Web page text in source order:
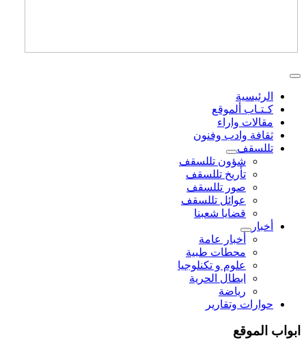
الرئيسية
كـتـاب ألموقع
مقالات واراء
ثقافة وادب وفنون
تللسقف
شؤون تللسقف
تأريخ تللسقف
صور تللسقف
عوائل تللسقف
قضايا شعبنا
أخبار
أخبار عامة
محطات طبية
علوم و تکنلوجیا
ابطال الحرية
رياضة
حوارات وتقارير
ابواب الموقع